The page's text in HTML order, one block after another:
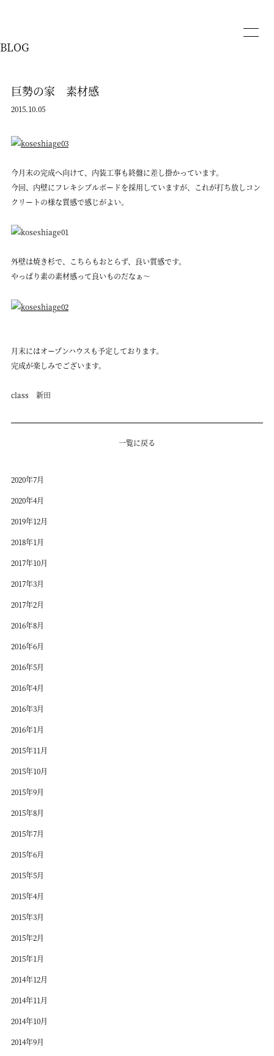
BLOG
2020年7月
2020年4月
2019年12月
2018年1月
2017年10月
2017年3月
2017年2月
2016年8月
2016年6月
2016年5月
2016年4月
2016年3月
2016年1月
2015年11月
2015年10月
2015年9月
2015年8月
2015年7月
2015年6月
2015年5月
2015年4月
2015年3月
2015年2月
2015年1月
2014年12月
2014年11月
2014年10月
2014年9月
巨勢の家 素材感
2015.10.05
今月末の完成へ向けて、内装工事も終盤に差し掛かっています。
今回、内壁にフレキシブルボードを採用していますが、これが打ち放しコン
クリートの様な質感で感じがよい。
外壁は焼き杉で、こちらもおとらず、良い質感です。
やっぱり素の素材感って良いものだなぁ〜
月末にはオープンハウスも予定しております。
完成が楽しみでございます。
class 新田
一覧に戻る